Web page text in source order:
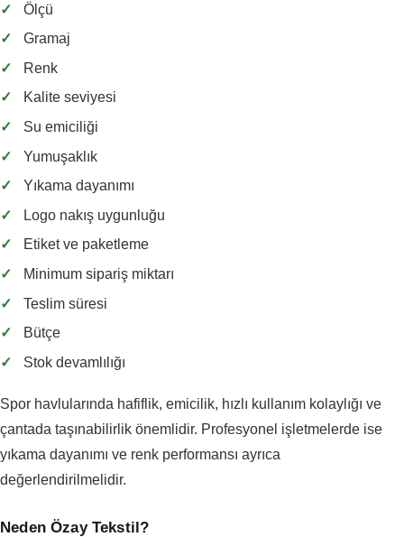
✓
Ölçü
✓
Gramaj
✓
Renk
✓
Kalite seviyesi
✓
Su emiciliği
✓
Yumuşaklık
✓
Yıkama dayanımı
✓
Logo nakış uygunluğu
✓
Etiket ve paketleme
✓
Minimum sipariş miktarı
✓
Teslim süresi
✓
Bütçe
✓
Stok devamlılığı
Spor havlularında hafiflik, emicilik, hızlı kullanım kolaylığı ve
çantada taşınabilirlik önemlidir. Profesyonel işletmelerde ise
yıkama dayanımı ve renk performansı ayrıca
değerlendirilmelidir.
Neden Özay Tekstil?